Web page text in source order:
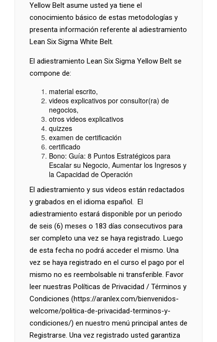
Yellow Belt asume usted ya tiene el
conocimiento básico de estas metodologías y
presenta información referente al adiestramiento
Lean Six Sigma White Belt.
El adiestramiento Lean Six Sigma Yellow Belt se
compone de:
material escrito,
videos explicativos por consultor(ra) de
negocios,
otros videos explicativos
quizzes
examen de certificación
certificado
Bono: Guía: 8 Puntos Estratégicos para
Escalar su Negocio, Aumentar los Ingresos y
la Capacidad de Operación
El adiestramiento y sus videos están redactados
y grabados en el idioma español. El
adiestramiento estará disponible por un periodo
de seis (6) meses o 183 días consecutivos para
ser completo una vez se haya registrado. Luego
de esta fecha no podrá acceder el mismo. Una
vez se haya registrado en el curso el pago por el
mismo no es reembolsable ni transferible. Favor
leer nuestras Políticas de Privacidad / Términos y
Condiciones (https://aranlex.com/bienvenidos-
welcome/politica-de-privacidad-terminos-y-
condiciones/) en nuestro menú principal antes de
Registrarse. Una vez registrado usted garantiza